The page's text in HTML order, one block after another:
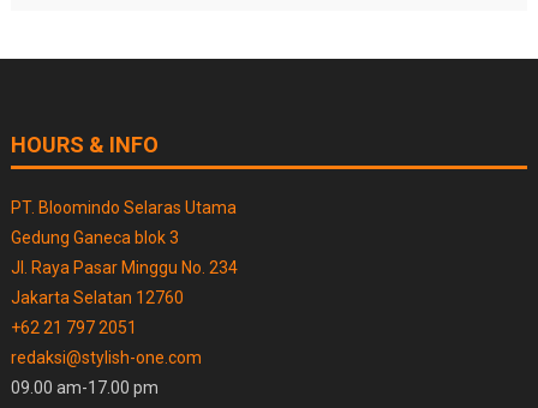
HOURS & INFO
PT. Bloomindo Selaras Utama
Gedung Ganeca blok 3
Jl. Raya Pasar Minggu No. 234
Jakarta Selatan 12760
+62 21 797 2051
redaksi@stylish-one.com
09.00 am-17.00 pm